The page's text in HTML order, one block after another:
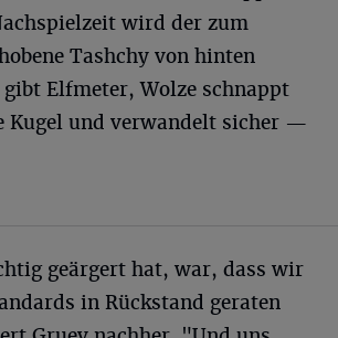
wird der zum
Tashchy von hinten
gibt Elfmeter, Wolze schnappt
Kugel und verwandelt sicher —
geärgert hat, war, dass wir
in Rückstand geraten